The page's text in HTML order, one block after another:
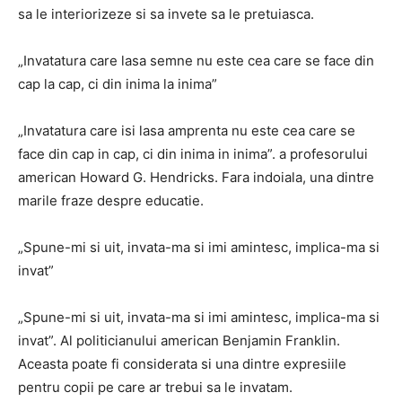
sa le interiorizeze si sa invete sa le pretuiasca.
„Invatatura care lasa semne nu este cea care se face din
cap la cap, ci din inima la inima”
„Invatatura care isi lasa amprenta nu este cea care se
face din cap in cap, ci din inima in inima”. a profesorului
american Howard G. Hendricks. Fara indoiala, una dintre
marile fraze despre educatie.
„Spune-mi si uit, invata-ma si imi amintesc, implica-ma si
invat”
„Spune-mi si uit, invata-ma si imi amintesc, implica-ma si
invat”. Al politicianului american Benjamin Franklin.
Aceasta poate fi considerata si una dintre expresiile
pentru copii pe care ar trebui sa le invatam.